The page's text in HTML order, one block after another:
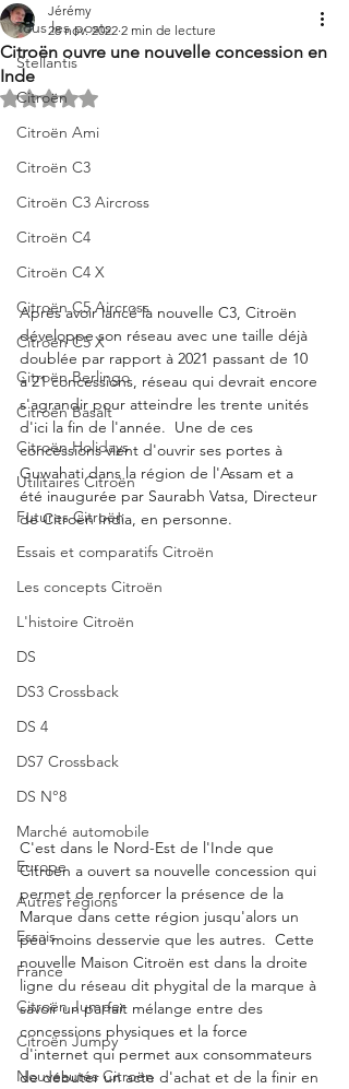
Tous les posts
Stellantis
Citroën
Citroën Ami
Citroën C3
Citroën C3 Aircross
Citroën C4
Citroën C4 X
Citroën C5 Aircross
Citroën C5 X
Citroën Berlingo
Citroën Basalt
Citroën Holidays
Utilitaires Citroën
Futures Citroën
Essais et comparatifs Citroën
Les concepts Citroën
L'histoire Citroën
DS
DS3 Crossback
DS 4
DS7 Crossback
DS N°8
Marché automobile
Europe
Autres régions
Essais
France
Citroën Jumper
Citroën Jumpy
Nouveautés Citroën
Citroën ouvre une nouvelle concession en
Inde
Jérémy
28 nov. 2022 2 min de lecture
Noté NaN étoiles sur 5.
Après avoir lancé la nouvelle C3, Citroën
développe son réseau avec une taille déjà
doublée par rapport à 2021 passant de 10
à 21 concessions, réseau qui devrait encore
s'agrandir pour atteindre les trente unités
d'ici la fin de l'année.  Une de ces
concessions vient d'ouvrir ses portes à
Guwahati dans la région de l'Assam et a
été inaugurée par Saurabh Vatsa, Directeur
de Citroën India, en personne.
C'est dans le Nord-Est de l'Inde que
Citroën a ouvert sa nouvelle concession qui
permet de renforcer la présence de la
Marque dans cette région jusqu'alors un
peu moins desservie que les autres.  Cette
nouvelle Maison Citroën est dans la droite
ligne du réseau dit phygital de la marque à
savoir un parfait mélange entre des
concessions physiques et la force
d'internet qui permet aux consommateurs
de débuter un acte d'achat et de la finir en